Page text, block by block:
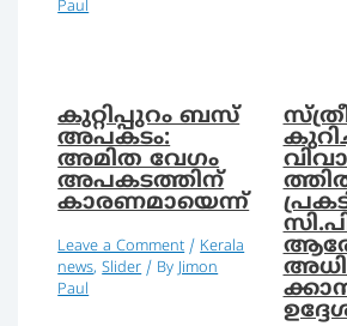
Paul
കുറ്റിപ്പുറം ബസ്
അപകടം:
അമിത വേഗം
അപകടത്തിന്
കാരണമായെന്ന്
Leave a Comment / Kerala
news,Slider / By Jimon
Paul